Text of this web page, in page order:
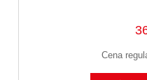
Cena